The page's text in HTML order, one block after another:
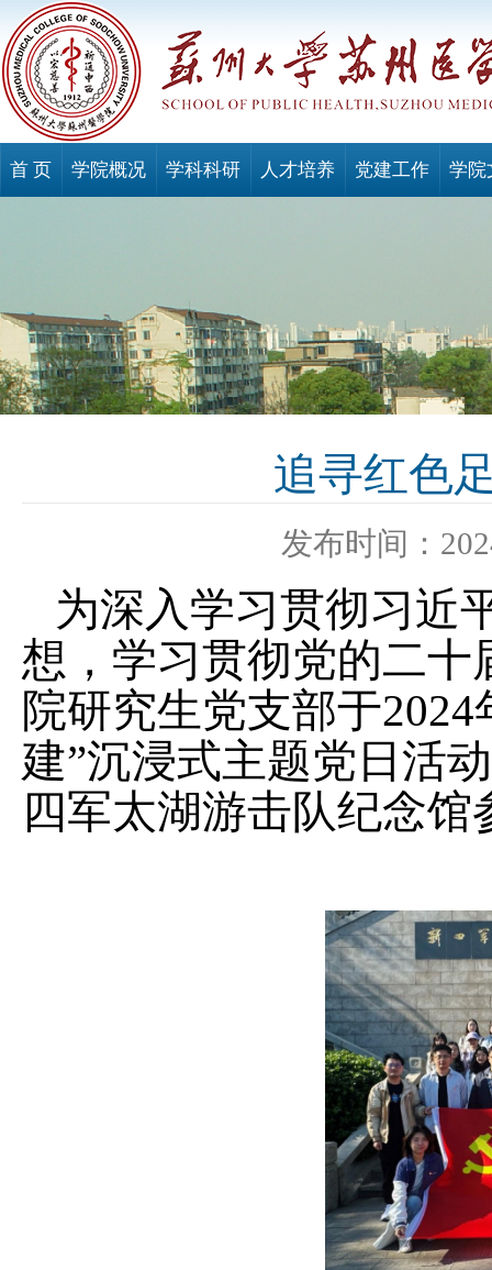
首 页 学院概况 学科科研 人才培养 党建工作 学院
追寻红色
发布时间：
为深入学习贯彻习近
想，学习贯彻党的二
院研究生党支部于2024
建”沉浸式主题党日活
四军太湖游击队纪念馆